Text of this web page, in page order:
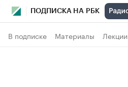
ПОДПИСКА НА РБК
В подписке Материалы Лекции